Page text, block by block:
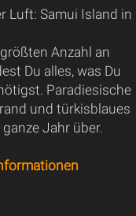
Luft: Samui Island in
Anzahl an
Du alles, was Du
Paradiesische
und türkisblaues
Jahr über.